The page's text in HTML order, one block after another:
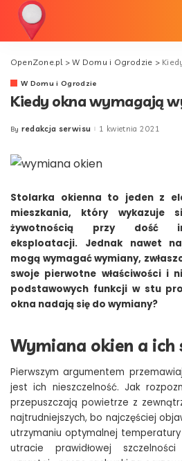
OpenZone.pl>W Domu i Ogrodzie >
W Domu i Ogrodzie
Kiedy okna wymagają
Posted
By redakcja serwisu 1 kwietnia 2021
Stolarka okienna to jeden z
mieszkania, który wykazuje
żywotnością przy dość
eksploatacji. Jednak nawet
mogą wymagać wymiany,
swoje pierwotne właściwości i
podstawowych funkcji w stu
okna nadają się do wymiany?
Wymiana okien a ich
Pierwszym argumentem
jest ich nieszczelność. Jak
przepuszczają powietrze z
najtrudniejszych, bo najczęściej
utrzymaniu optymalnej temperatury
utracie prawidłowej